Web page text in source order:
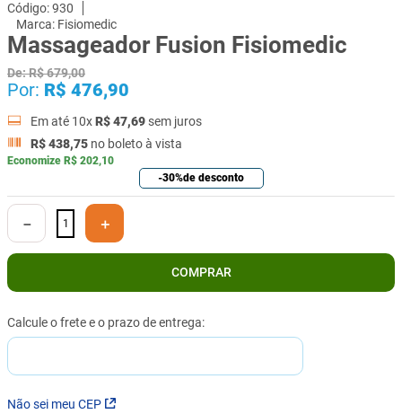
930
Fisiomedic
Massageador Fusion Fisiomedic
De:R$679,00
Por: R$ 476,90
Em até 10xR$47,69 sem juros
R$438,75 no boleto à vista
Economize R$ 202,10
-30%de desconto
＋
－
COMPRAR
Não sei meu CEP